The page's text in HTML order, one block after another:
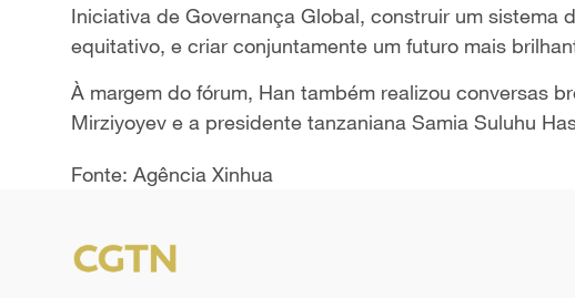
Iniciativa de Governança Global, construir um sistema
equitativo, e criar conjuntamente um futuro mais
À margem do fórum, Han também realizou conversas
Mirziyoyev e a presidente tanzaniana Samia Suluhu
Fonte: Agência Xinhua